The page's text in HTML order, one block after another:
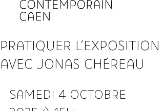
PRATIQUER L’EXPOSITION
AVEC JONAS CHÉREAU
SAMEDI 4 OCTOBRE